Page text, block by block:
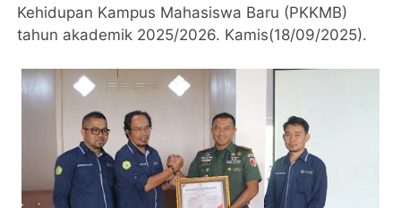
Kehidupan Kampus Mahasiswa Baru (PKKMB)
tahun akademik 2025/2026. Kamis(18/09/2025).